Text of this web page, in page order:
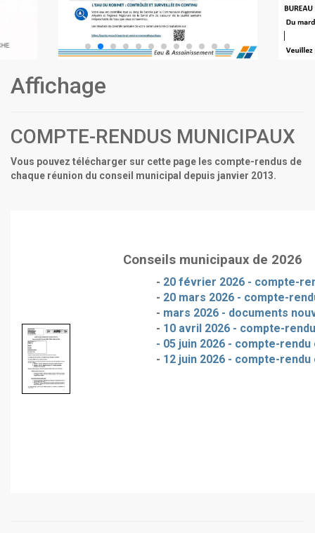
Affichage
COMPTE-RENDUS MUNICIPAUX
Vous pouvez télécharger sur cette page les compte-rendus de
chaque réunion du conseil municipal depuis janvier 2013.
Conseils municipaux de 2026
- 20 février 2026 - compte-
- 20 mars 2026 - compte-
- mars 2026 - documents
- 10 avril 2026 - compte-
- 05 juin 2026 - compte-
- 12 juin 2026 - compte-